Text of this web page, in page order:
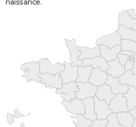
naissance.